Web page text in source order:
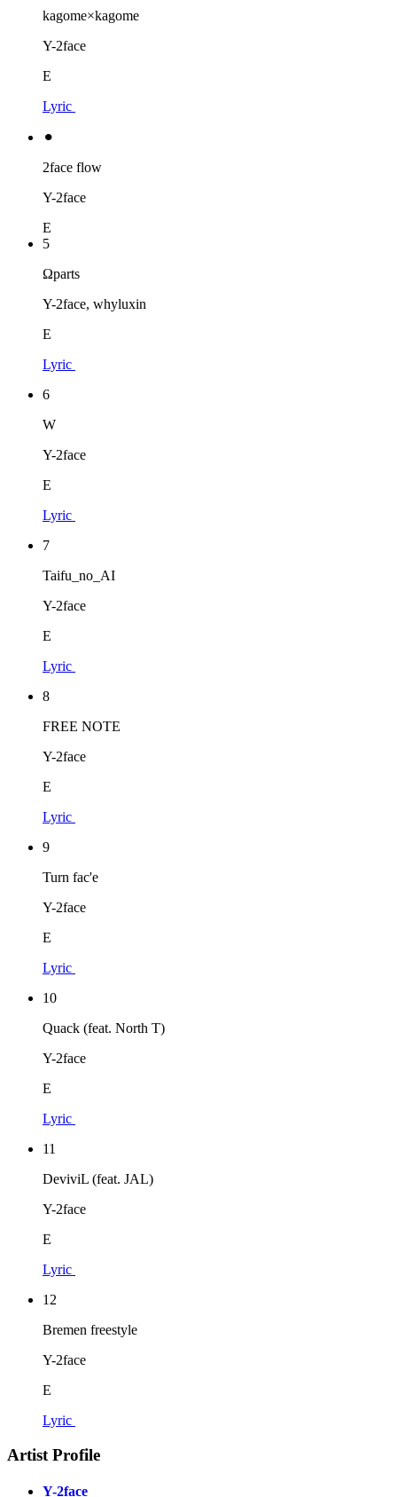
kagome×kagome
Y-2face
E
Lyric
⚫︎
2face flow
Y-2face
E
5
Ωparts
Y-2face, whyluxin
E
Lyric
6
W
Y-2face
E
Lyric
7
Taifu_no_AI
Y-2face
E
Lyric
8
FREE NOTE
Y-2face
E
Lyric
9
Turn fac'e
Y-2face
E
Lyric
10
Quack (feat. North T)
Y-2face
E
Lyric
11
DeviviL (feat. JAL)
Y-2face
E
Lyric
12
Bremen freestyle
Y-2face
E
Lyric
Artist Profile
Y-2face